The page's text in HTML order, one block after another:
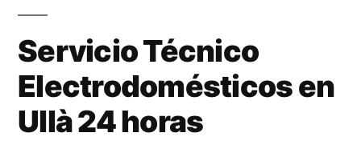
Servicio Técnico
Electrodomésticos en
Ullà 24 horas